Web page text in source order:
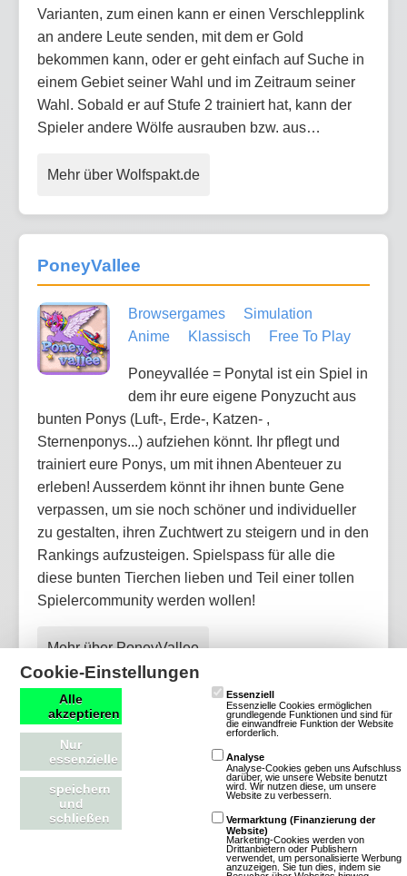
Varianten, zum einen kann er einen Verschlepplink
an andere Leute senden, mit dem er Gold
bekommen kann, oder er geht einfach auf Suche in
einem Gebiet seiner Wahl und im Zeitraum seiner
Wahl. Sobald er auf Stufe 2 trainiert hat, kann der
Spieler andere Wölfe ausrauben bzw. aus…
Mehr über Wolfspakt.de
PoneyVallee
Browsergames
Simulation
Anime
Klassisch Free To Play
Poneyvallée = Ponytal ist ein Spiel in
dem ihr eure eigene Ponyzucht aus
bunten Ponys (Luft-, Erde-, Katzen- ,
Sternenponys...) aufziehen könnt. Ihr pflegt und
trainiert eure Ponys, um mit ihnen Abenteuer zu
erleben! Ausserdem könnt ihr ihnen bunte Gene
verpassen, um sie noch schöner und individueller
zu gestalten, ihren Zuchtwert zu steigern und in den
Rankings aufzusteigen. Spielspass für alle die
diese bunten Tierchen lieben und Teil einer tollen
Spielercommunity werden wollen!
Mehr über PoneyVallee
NationStates
8 Bewertungen
Browsergames
NationStates ist eine kostenlose
Cookie-Einstellungen
Alle
akzeptieren
Nur
essenzielle
speichern
und
schließen
Essenziell
Essenzielle Cookies ermöglichen
grundlegende Funktionen und sind für
die einwandfreie Funktion der Website
erforderlich.
Analyse
Analyse-Cookies geben uns Aufschluss
darüber, wie unsere Website benutzt
wird. Wir nutzen diese, um unsere
Website zu verbessern.
Vermarktung (Finanzierung der
Website)
Marketing-Cookies werden von
Drittanbietern oder Publishern
verwendet, um personalisierte Werbung
anzuzeigen. Sie tun dies, indem sie